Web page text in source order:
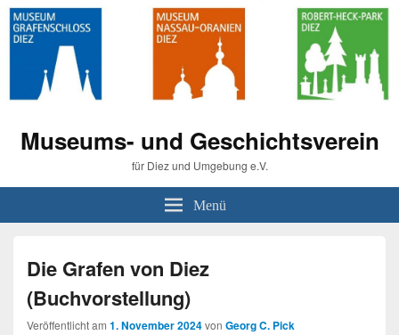
Museums- und Geschichtsverein
für Diez und Umgebung e.V.
Menü
Die Grafen von Diez
(Buchvorstellung)
Veröffentlicht am 1. November 2024von Georg C. Pick